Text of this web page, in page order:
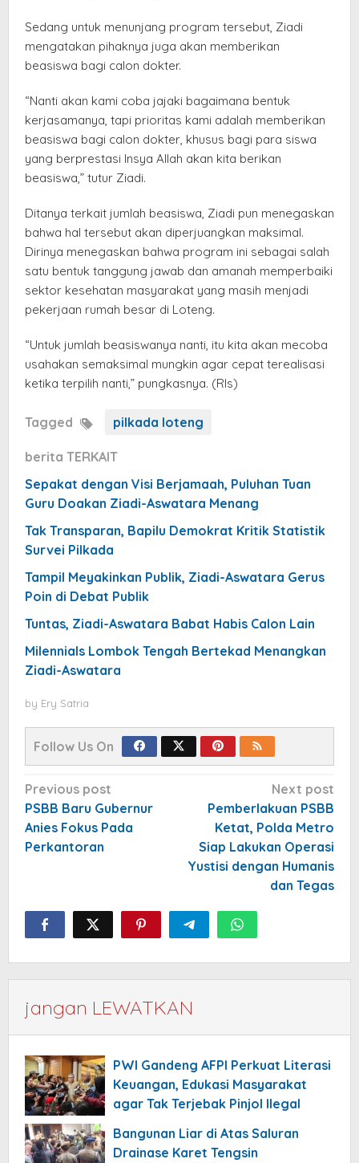
Sedang untuk menunjang program tersebut, Ziadi
mengatakan pihaknya juga akan memberikan
beasiswa bagi calon dokter.
“Nanti akan kami coba jajaki bagaimana bentuk
kerjasamanya, tapi prioritas kami adalah memberikan
beasiswa bagi calon dokter, khusus bagi para siswa
yang berprestasi Insya Allah akan kita berikan
beasiswa,” tutur Ziadi.
Ditanya terkait jumlah beasiswa, Ziadi pun menegaskan
bahwa hal tersebut akan diperjuangkan maksimal.
Dirinya menegaskan bahwa program ini sebagai salah
satu bentuk tanggung jawab dan amanah memperbaiki
sektor kesehatan masyarakat yang masih menjadi
pekerjaan rumah besar di Loteng.
“Untuk jumlah beasiswanya nanti, itu kita akan mecoba
usahakan semaksimal mungkin agar cepat terealisasi
ketika terpilih nanti,” pungkasnya. (Rls)
Tagged pilkada loteng
berita TERKAIT
Sepakat dengan Visi Berjamaah, Puluhan Tuan
Guru Doakan Ziadi-Aswatara Menang
Tak Transparan, Bapilu Demokrat Kritik Statistik
Survei Pilkada
Tampil Meyakinkan Publik, Ziadi-Aswatara Gerus
Poin di Debat Publik
Tuntas, Ziadi-Aswatara Babat Habis Calon Lain
Milennials Lombok Tengah Bertekad Menangkan
Ziadi-Aswatara
by Ery Satria
Follow Us On
Post
navigation
Previous post
PSBB Baru Gubernur
Anies Fokus Pada
Perkantoran
Next post
Pemberlakuan PSBB
Ketat, Polda Metro
Siap Lakukan Operasi
Yustisi dengan Humanis
dan Tegas
jangan LEWATKAN
PWI Gandeng AFPI Perkuat Literasi
Keuangan, Edukasi Masyarakat
agar Tak Terjebak Pinjol Ilegal
Bangunan Liar di Atas Saluran
Drainase Karet Tengsin